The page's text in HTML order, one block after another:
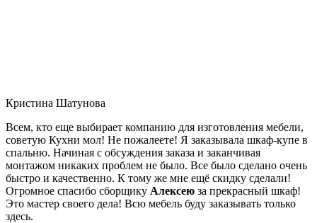
Кристина Шатунова
Всем, кто еще выбирает компанию для изготовления мебели,
советую Кухни мол! Не пожалеете! Я заказывала шкаф-купе в
спальню. Начиная с обсуждения заказа и заканчивая
монтажом никаких проблем не было. Все было сделано очень
быстро и качественно. К тому же мне ещё скидку сделали!
Огромное спасибо сборщику Алексею за прекрасный шкаф!
Это мастер своего дела! Всю мебель буду заказывать только
здесь.